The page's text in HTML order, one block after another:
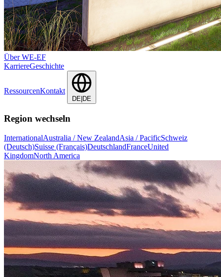
Über WE-EF
KarriereGeschichte
RessourcenKontakt
DE|DE
Region wechseln
InternationalAustralia / New ZealandAsia / PacificSchweiz
(Deutsch)Suisse (Français)DeutschlandFranceUnited
KingdomNorth America